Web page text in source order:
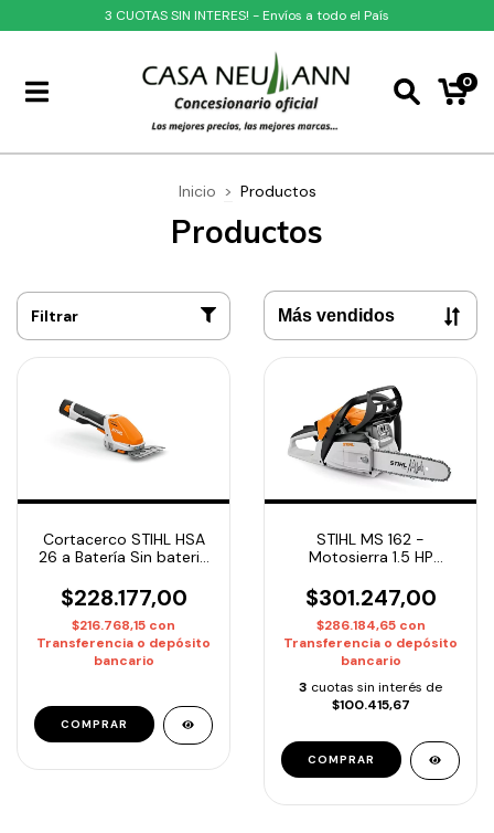
3 CUOTAS SIN INTERES! - Envíos a todo el País
0
Inicio > Productos
Productos
Filtrar
Cortacerco STIHL HSA
26 a Batería Sin bateria
$228.177,00
$216.768,15 con
Transferencia o depósito
bancario
STIHL MS 162 -
Motosierra 1.5 HP
Entrega Inmediata
$301.247,00
$286.184,65 con
Transferencia o depósito
bancario
3 cuotas sin interés de
$100.415,67